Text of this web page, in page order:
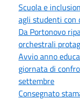
Scuola e
agli studenti con
Da Portonovo
orchestrali
Avvio anno
giornata di
settembre
Consegnato